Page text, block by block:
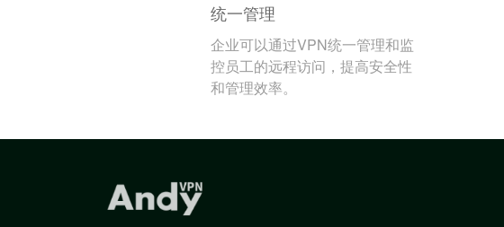
统一管理
企业可以通过VPN统一管理和监
控员工的远程访问，提高安全性
和管理效率。